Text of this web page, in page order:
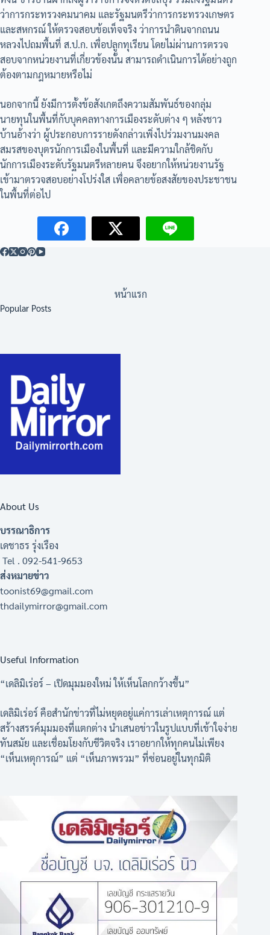
ว่าการกระทรวงคมนาคม และรัฐมนตรีว่าการกระทรวงเกษตร
และสหกรณ์ ให้ตรวจสอบข้อเท็จจริง ว่าการนำดินจากถนน
หลวงไปถมพื้นที่ ส.ป.ก. เพื่อปลูกทุเรียน โดยไม่ผ่านการตรวจ
สอบจากหน่วยงานที่เกี่ยวข้องนั้น สามารถดำเนินการได้อย่างถูก
ต้องตามกฎหมายหรือไม่
นอกจากนี้ ยังมีการตั้งข้อสังเกตถึงความสัมพันธ์ของกลุ่ม
นายทุนในพื้นที่กับบุคคลทางการเมืองระดับต่าง ๆ หลังชาว
บ้านอ้างว่า ผู้ประกอบการรายดังกล่าวเพิ่งไปร่วมงานมงคล
สมรสของบุตรนักการเมืองในพื้นที่ และมีความใกล้ชิดกับ
นักการเมืองระดับรัฐมนตรีหลายคน จึงอยากให้หน่วยงานรัฐ
เข้ามาตรวจสอบอย่างโปร่งใส เพื่อคลายข้อสงสัยของประชาชน
ในพื้นที่ต่อไป
หน้าแรก
Popular Posts
About Us
บรรณาธิการ
เดชาธร รุ่งเรือง
Tel . 092-541-9653
ส่งหมายข่าว
toonist69@gmail.com
thdailymirror@gmail.com
Useful Information
“เดลิมิเร่อร์ – เปิดมุมมองใหม่ ให้เห็นโลกกว้างขึ้น”
เดลิมิเร่อร์ คือสำนักข่าวที่ไม่หยุดอยู่แค่การเล่าเหตุการณ์ แต่
สร้างสรรค์มุมมองที่แตกต่าง นำเสนอข่าวในรูปแบบที่เข้าใจง่าย
ทันสมัย และเชื่อมโยงกับชีวิตจริง เราอยากให้ทุกคนไม่เพียง
“เห็นเหตุการณ์” แต่ “เห็นภาพรวม” ที่ซ่อนอยู่ในทุกมิติ